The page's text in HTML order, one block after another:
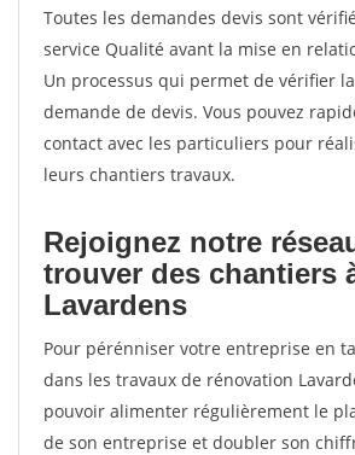
Toutes les demandes devis sont
service Qualité avant la mise en
Un processus qui permet de vérifier
demande de devis. Vous pouvez
contact avec les particuliers pour
leurs chantiers travaux.
Rejoignez notre
trouver des chantiers
Lavardens
Pour pérénniser votre entreprise en
dans les travaux de rénovation
pouvoir alimenter régulièrement le
de son entreprise et doubler son